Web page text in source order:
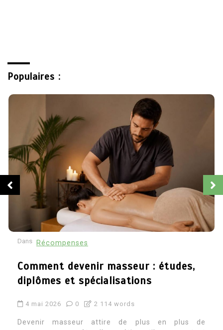
Populaires :
Dans Récompenses
Architecte d’intérieur etude : quel
parcours pour devenir architecte
4 mai 2026 2 269 words